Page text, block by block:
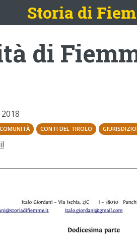
Storia di
di
CONTI DEL TIROLO